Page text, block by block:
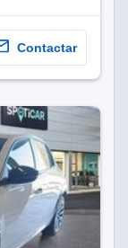
Contactar